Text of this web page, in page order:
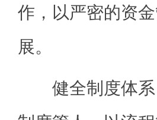
作，以严密的资
展。
健全制度体系